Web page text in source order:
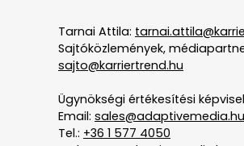
Tarnai Attila:
Sajtóközlemények,
sajto@karriertrend.hu
Ügynökségi értékesítési
Email: sales@adaptivemedia.hu
Tel.: +36 1 577 4050